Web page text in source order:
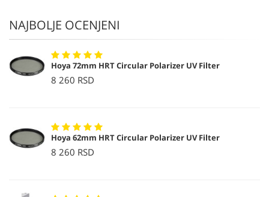
NAJBOLJE OCENJENI
Hoya 72mm HRT Circular Polarizer UV Filter
8 260 RSD
Hoya 62mm HRT Circular Polarizer UV Filter
8 260 RSD